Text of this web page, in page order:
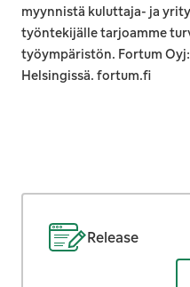
myynnistä kuluttaja- ja
työntekijälle tarjoamme
työympäristön. Fortum
Helsingissä. fortum.fi
Release